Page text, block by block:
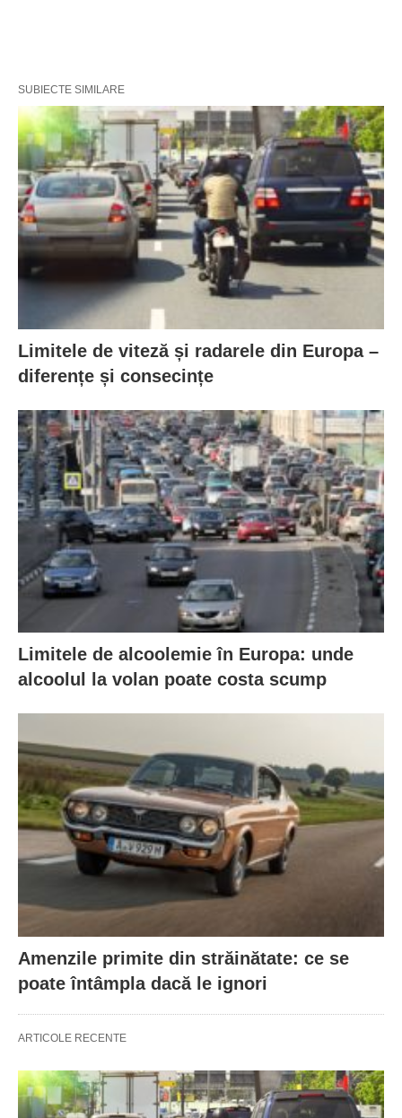
SUBIECTE SIMILARE
Limitele de viteză și radarele din Europa –
diferențe și consecințe
Limitele de alcoolemie în Europa: unde
alcoolul la volan poate costa scump
Amenzile primite din străinătate: ce se
poate întâmpla dacă le ignori
ARTICOLE RECENTE